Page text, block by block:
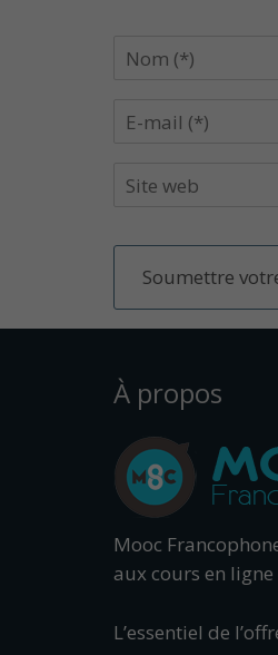
À propos
Mooc
aux cours en
L’essentiel de